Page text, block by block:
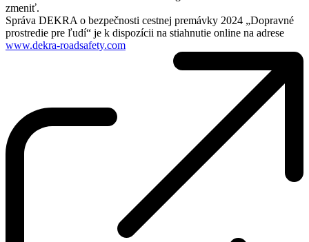
zmeniť.
Správa DEKRA o bezpečnosti cestnej premávky 2024 „Dopravné
prostredie pre ľudí“ je k dispozícii na stiahnutie online na adrese
www.dekra-roadsafety.com